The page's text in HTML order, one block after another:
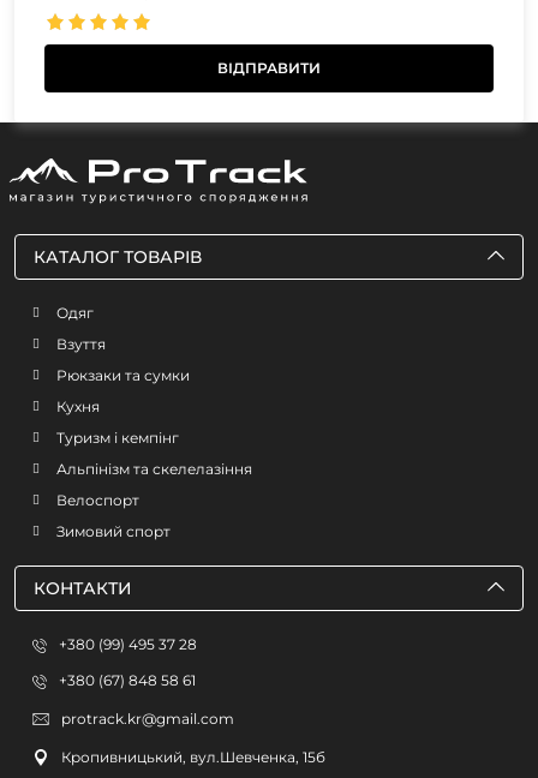
КАТАЛОГ ТОВАРІВ
Одяг
Взуття
Рюкзаки та сумки
Кухня
Туризм і кемпінг
Альпінізм та скелелазіння
Велоспорт
Зимовий спорт
КОНТАКТИ
+380 (99) 495 37 28
+380 (67) 848 58 61
protrack.kr@gmail.com
Кропивницький, вул.Шевченка, 15б